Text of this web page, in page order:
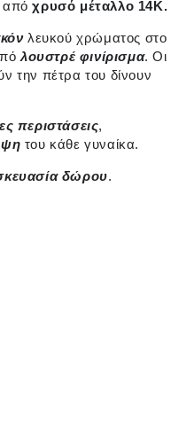
απόχρυσό μέταλλο 14Κ.
λευκού χρώματος στο
λουστρέ φινίρισμα. Οι
την πέτρα του δίνουν
περιστάσεις,
του κάθε γυναίκα.
δώρου.